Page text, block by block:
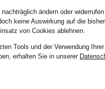
ändern oder
keine Auswirkung auf die
von Cookies ablehnen.
Tools und der Verwendung
erhalten Sie in unserer